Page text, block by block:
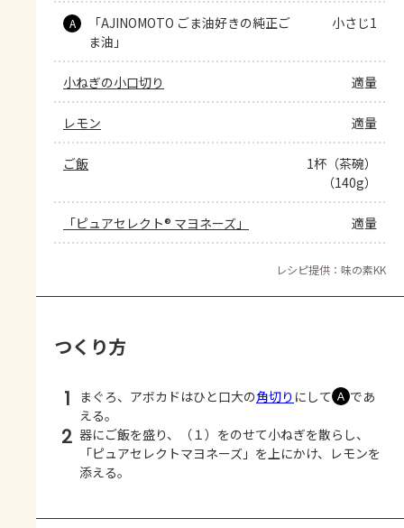
A
「AJINOMOTO ごま油好きの純正ご
ま油」
小さじ1
小ねぎの小口切り 適量
レモン 適量
ご飯
1杯（茶碗）
（140g）
「ピュアセレクト® マヨネーズ」 適量
レシピ提供：味の素KK
つくり方
1 まぐろ、アボカドはひと口大の角切り にして Ａ であ
える。
2 器にご飯を盛り、（１）をのせて小ねぎを散らし、
「ピュアセレクトマヨネーズ」を上にかけ、レモンを
添える。